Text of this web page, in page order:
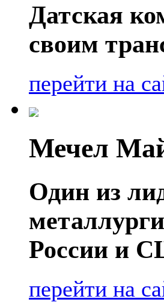
Датская
своим
перейти на
Мечел
Один из
России и
перейти на